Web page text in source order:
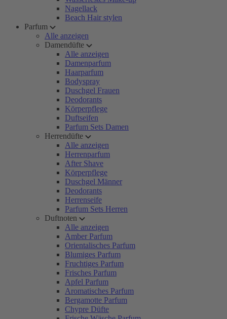
Nagellack
Beach Hair stylen
Parfum
Alle anzeigen
Damendüfte
Alle anzeigen
Damenparfum
Haarparfum
Bodyspray
Duschgel Frauen
Deodorants
Körperpflege
Duftseifen
Parfum Sets Damen
Herrendüfte
Alle anzeigen
Herrenparfum
After Shave
Körperpflege
Duschgel Männer
Deodorants
Herrenseife
Parfum Sets Herren
Duftnoten
Alle anzeigen
Amber Parfum
Orientalisches Parfum
Blumiges Parfum
Fruchtiges Parfum
Frisches Parfum
Apfel Parfum
Aromatisches Parfum
Bergamotte Parfum
Chypre Düfte